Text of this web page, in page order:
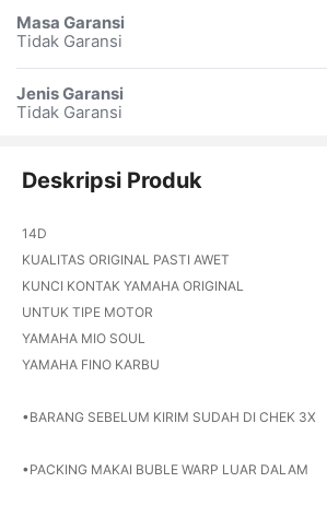
Masa Garansi
Tidak Garansi
Jenis Garansi
Tidak Garansi
Deskripsi Produk
14D
KUALITAS ORIGINAL PASTI AWET
KUNCI KONTAK YAMAHA ORIGINAL
UNTUK TIPE MOTOR
YAMAHA MIO SOUL
YAMAHA FINO KARBU
•BARANG SEBELUM KIRIM SUDAH DI CHEK 3X
•PACKING MAKAI BUBLE WARP LUAR DALAM